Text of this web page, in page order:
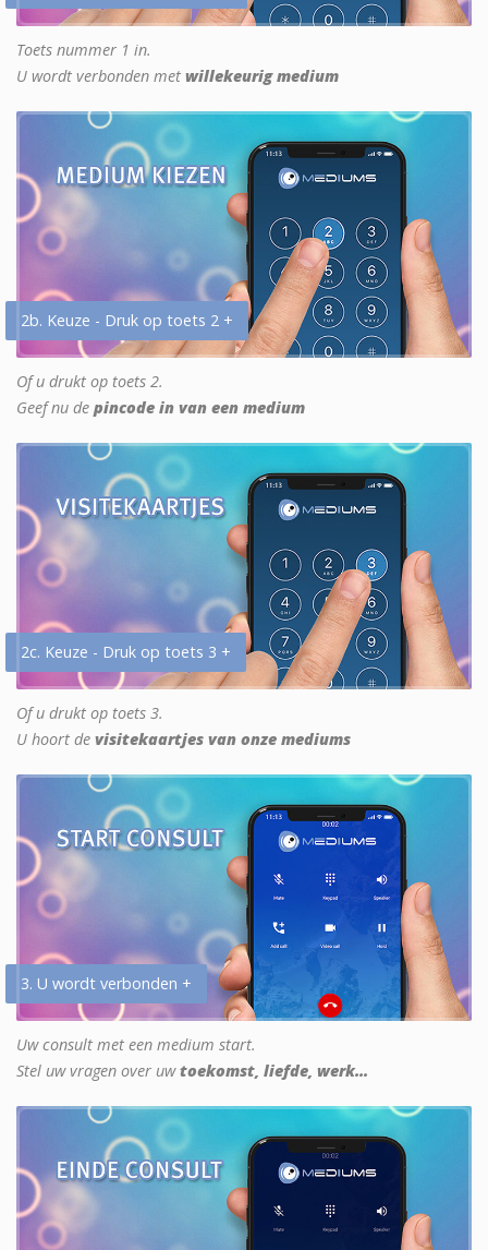
Toets nummer 1 in.
U wordt verbonden met willekeurig medium
2b. Keuze - Druk op toets 2 +
Of u drukt op toets 2.
Geef nu de pincode in van een medium
2c. Keuze - Druk op toets 3 +
Of u drukt op toets 3.
U hoort de visitekaartjes van onze mediums
3. U wordt verbonden +
Uw consult met een medium start.
Stel uw vragen over uwtoekomst, liefde, werk...